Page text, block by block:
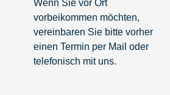
Wenn Sie vor Ort
vorbeikommen möchten,
vereinbaren Sie bitte vorher
einen Termin per Mail oder
telefonisch mit uns.